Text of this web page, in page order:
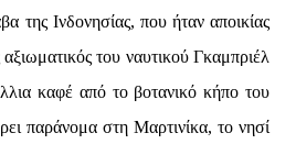
της Ινδονησίας, που ήταν αποικίας
του ναυτικού Γκαμπριέλ
καφέ από το βοτανικό κήπο του
παράνομα στη Μαρτινίκα, το νησί